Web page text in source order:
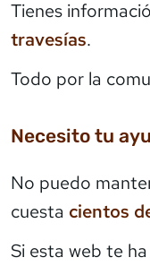
Tienes
travesías.
Todo por la
Necesito tu
No puedo
cuesta cientos
Si esta web te